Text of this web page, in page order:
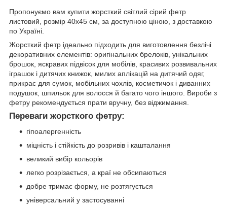
Пропонуємо вам купити жорсткий світлий сірий фетр
листовий, розмір 40х45 см, за доступною ціною, з доставкою
по Україні.
Жорсткий фетр ідеально підходить для виготовлення безлічі
декоративних елементів: оригінальних брелоків, унікальних
брошок, яскравих підвісок для мобілів, красивих розвивальних
іграшок і дитячих книжок, милих аплікацій на дитячий одяг,
прикрас для сумок, мобільних чохлів, косметичок і диванних
подушок, шпильок для волосся й багато чого іншого. Вироби з
фетру рекомендується прати вручну, без віджимання.
Переваги жорсткого фетру:
гіпоалергенність
міцність і стійкість до розривів і кашталання
великий вибір кольорів
легко розрізається, а краї не обсипаються
добре тримає форму, не розтягується
універсальний у застосуванні